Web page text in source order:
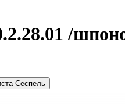
/
Сеспель